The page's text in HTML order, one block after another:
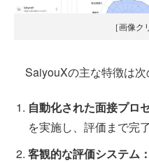
［画像ク
SaiyouXの主な特徴は次
自動化された面接プロ
を実施し、評価まで完了
客観的な評価システム：